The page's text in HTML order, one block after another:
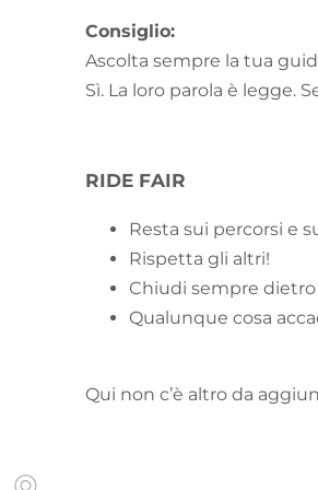
Consiglio:
Ascolta sempre la tua
Sì. La loro parola è legge.
RIDE FAIR
Resta sui percorsi e
Rispetta gli altri!
Chiudi sempre dietro
Qualunque cosa
Qui non c’è altro da